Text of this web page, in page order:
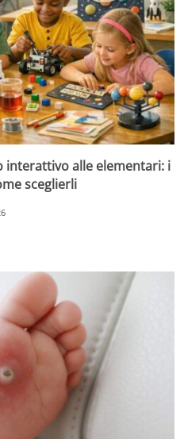
interattivo alle elementari: i
sceglierli